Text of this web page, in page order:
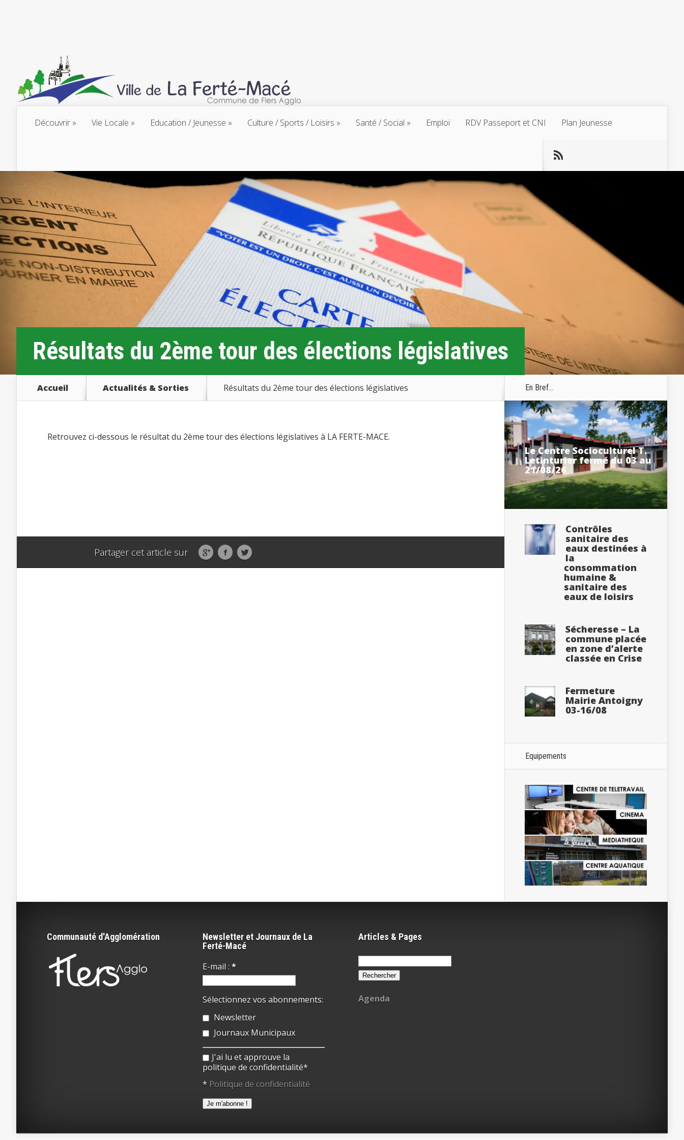
Découvrir Vie Locale Education / Jeunesse Culture / Sports / Loisirs Santé / Social Emploi RDV Passeport et CNI Plan Jeunesse
Résultats du 2ème tour des élections législatives
Accueil Actualités & Sorties Résultats du 2ème tour des élections législatives
Retrouvez ci-dessous le résultat du 2ème tour des élections législatives à LA FERTE-MACE.
Partager cet article sur
En Bref...
Le Centre Socioculturel T.
Letinturier fermé du 03 au
21/08/26
Contrôles
sanitaire des
eaux destinées à
la
consommation
humaine &
sanitaire des
eaux de loisirs
Sécheresse – La
commune placée
en zone d’alerte
classée en Crise
Fermeture
Mairie Antoigny
03-16/08
Equipements
Communauté d'Agglomération
Newsletter et Journaux de La
Ferté-Macé
E-mail : *
Sélectionnez vos abonnements:
Newsletter
Journaux Municipaux
J'ai lu et approuve la
politique de confidentialité*
* Politique de confidentialité
Articles & Pages
Rechercher :
Agenda